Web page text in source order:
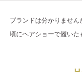
ブランドは分かりませ
頃にヘアショーで履いた